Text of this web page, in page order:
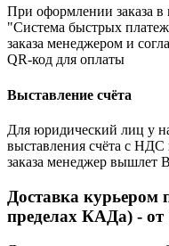
При оформлении заказа в
"Система быстрых
заказа менеджером и
QR-код для оплаты
Выставление счёта
Для юридический лиц у
выставления счёта с НДС
заказа менеджер вышлет
Доставка курьером
пределах КАДа) - от